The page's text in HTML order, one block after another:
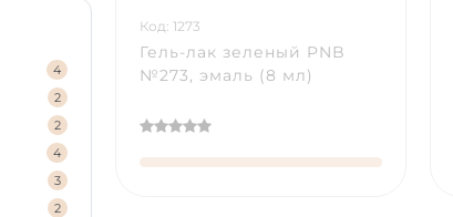
4
2
2
4
3
2
Код: 1273
Гель-лак зеленый PNB
№273, эмаль (8 мл)